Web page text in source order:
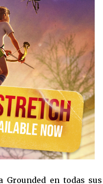
Grounded en todas sus